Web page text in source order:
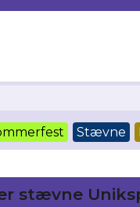
Stævne
stævne